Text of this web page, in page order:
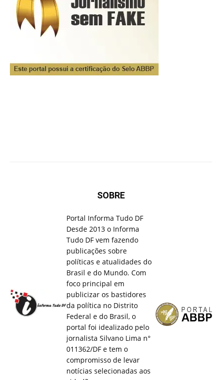
SOBRE
Portal Informa Tudo DF
Desde 2013 o Informa
Tudo DF vem fazendo
publicações sobre
políticas e atualidades do
Brasil e do Mundo. Com
foco principal em
publicizar os bastidores
da política no Distrito
Federal e do Brasil, o
portal foi idealizado pelo
jornalista Silvano Lima n°
011362/DF e tem o
compromisso de levar
notícias selecionadas aos